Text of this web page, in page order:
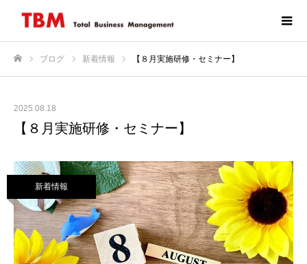
ブログ 新着情報 【８月実施研修・セミナー】
2025.08.18
【８月実施研修・セミナー】
新着情報